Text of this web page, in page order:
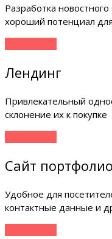
Разработка
хороший потенциал
Лендинг
Привлекательный
склонение их к покупке
Сайт портфолио
Удобное для
контактные данные и